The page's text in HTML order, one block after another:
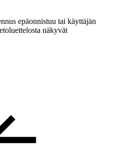
epäonnistuu tai käyttäjän
näkyvät